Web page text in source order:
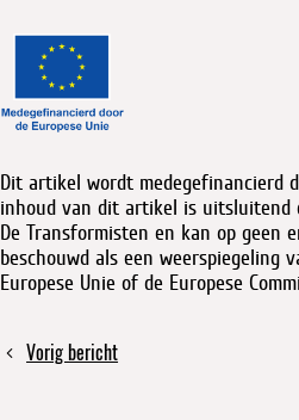
Dit artikel wordt medegefinancierd
inhoud van dit artikel is uitsluitend
De Transformisten en kan op geen
beschouwd als een weerspiegeling
Europese Unie of de Europese
DeelVorig bericht
Delen,